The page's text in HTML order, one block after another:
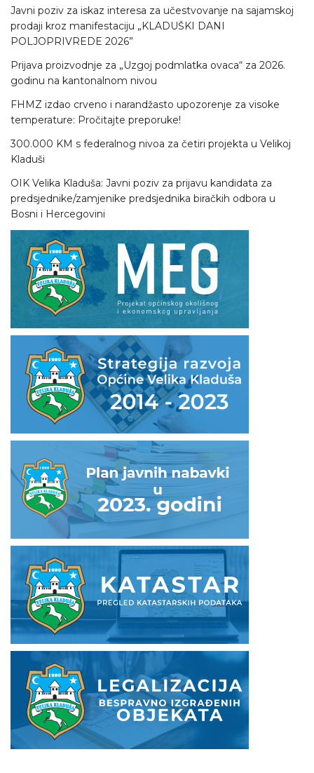
Javni poziv za iskaz interesa za učestvovanje na sajamskoj
prodaji kroz manifestaciju „KLADUŠKI DANI
POLJOPRIVREDE 2026”
Prijava proizvodnje za „Uzgoj podmlatka ovaca“ za 2026.
godinu na kantonalnom nivou
FHMZ izdao crveno i narandžasto upozorenje za visoke
temperature: Pročitajte preporuke!
300.000 KM s federalnog nivoa za četiri projekta u Velikoj
Kladuši
OIK Velika Kladuša: Javni poziv za prijavu kandidata za
predsjednike/zamjenike predsjednika biračkih odbora u
Bosni i Hercegovini